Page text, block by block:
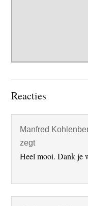
Lees
Reacties
Manfred
zegt
Heel mooi. Dank je